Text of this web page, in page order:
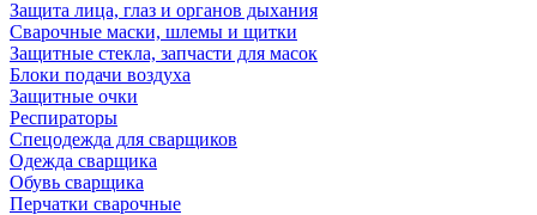
Защита лица, глаз и органов дыхания
Сварочные маски, шлемы и щитки
Защитные стекла, запчасти для масок
Блоки подачи воздуха
Защитные очки
Респираторы
Спецодежда для сварщиков
Одежда сварщика
Обувь сварщика
Перчатки сварочные